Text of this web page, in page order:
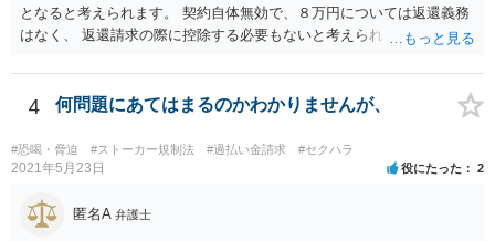
となると考えられます。 契約自体無効で、８万円については返還義務
はなく、 返還請求の際に控除する必要もないと考えられます。
4 何問題にあてはまるのかわかりませんが、
#恐喝・脅迫 #ストーカー規制法 #過払い金請求 #セクハラ
2021年5月23日 役にたった 2
匿名A 弁護士